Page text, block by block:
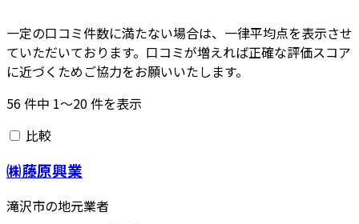
一定の口コミ件数に満たない場合は、一律平均点を表示させ
ていただいております。口コミが増えれば正確な評価スコア
に近づくためご協力をお願いいたします。
56件中 1〜20件を表示
比較
㈱藤原興業
滝沢市の地元業者